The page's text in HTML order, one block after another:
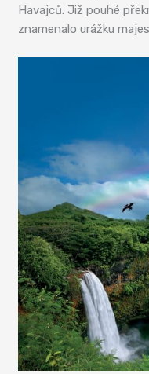
Havajců. Již pouhé
znamenalo urážku